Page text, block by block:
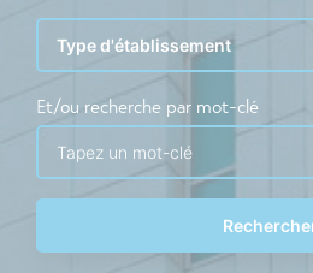
Et/ou recherche par mot-clé